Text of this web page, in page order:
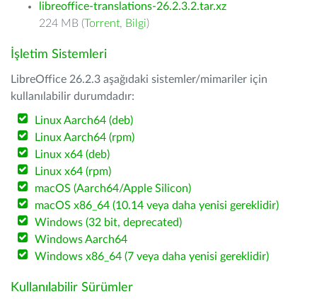
libreoffice-translations-26.2.3.2.tar.xz
224 MB (Torrent, Bilgi)
İşletim Sistemleri
LibreOffice 26.2.3 aşağıdaki sistemler/mimariler için
kullanılabilir durumdadır:
Linux Aarch64 (deb)
Linux Aarch64 (rpm)
Linux x64 (deb)
Linux x64 (rpm)
macOS (Aarch64/Apple Silicon)
macOS x86_64 (10.14 veya daha yenisi gereklidir)
Windows (32 bit, deprecated)
Windows Aarch64
Windows x86_64 (7 veya daha yenisi gereklidir)
Kullanılabilir Sürümler